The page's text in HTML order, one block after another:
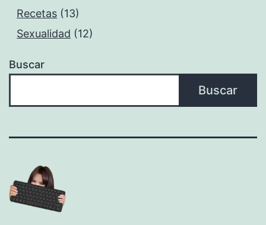
Recetas (13)
Sexualidad (12)
Buscar
Buscar